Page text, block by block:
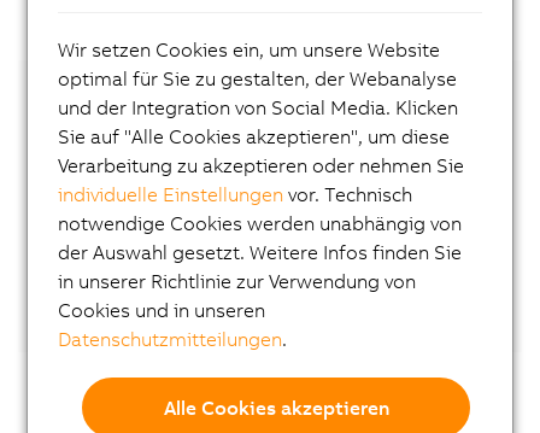
Nehmen Sie Kontakt mit unserem lokalen
Experten auf!
Kontakt
Oder vernetzen Sie sich direkt mit Wilfried
Guerryauf LinkedIn.
Wir setzen Cookies ein, um unsere Website
optimal für Sie zu gestalten, der Webanalyse
und der Integration von Social Media. Klicken
Sie auf "Alle Cookies akzeptieren", um diese
Verarbeitung zu akzeptieren oder nehmen Sie
individuelle Einstellungen vor. Technisch
notwendige Cookies werden unabhängig von
der Auswahl gesetzt. Weitere Infos finden Sie
in unserer Richtlinie zur Verwendung von
Cookies und in unseren
Datenschutzmitteilungen.
Alle Cookies akzeptieren